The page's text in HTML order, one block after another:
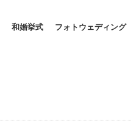
和婚挙式 フォトウェディング